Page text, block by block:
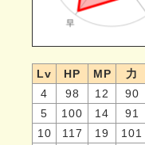
Lv HP MP 力
4
98 12 90
5
100 14 91
10
117 19 101